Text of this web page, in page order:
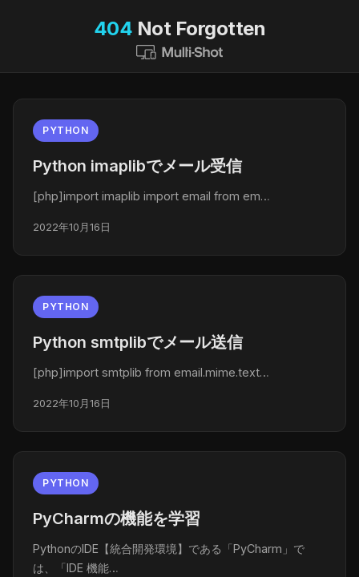
404 Not Forgotten
PYTHON
Python imaplibでメール受信
[php]import imaplib import email from em…
2022年10月16日
PYTHON
Python smtplibでメール送信
[php]import smtplib from email.mime.text…
2022年10月16日
PYTHON
PyCharmの機能を学習
PythonのIDE【統合開発環境】である「PyCharm」で
は、「IDE 機能…